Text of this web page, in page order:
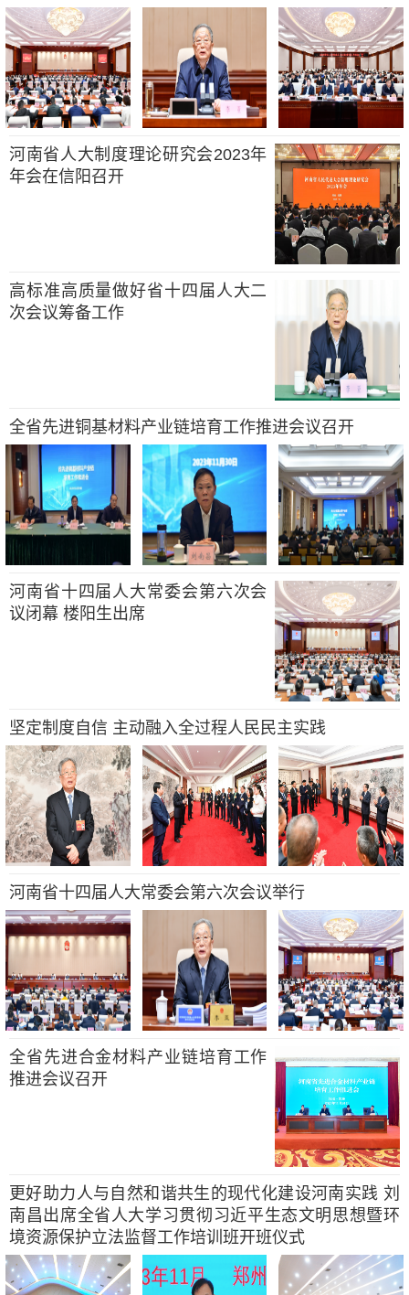
河南省人大制度理论研究会2023年
年会在信阳召开
高标准高质量做好省十四届人大二
次会议筹备工作
全省先进铜基材料产业链培育工作推进会议召开
河南省十四届人大常委会第六次会
议闭幕 楼阳生出席
坚定制度自信 主动融入全过程人民民主实践
河南省十四届人大常委会第六次会议举行
全省先进合金材料产业链培育工作
推进会议召开
更好助力人与自然和谐共生的现代化建设河南实践 刘
南昌出席全省人大学习贯彻习近平生态文明思想暨环
境资源保护立法监督工作培训班开班仪式